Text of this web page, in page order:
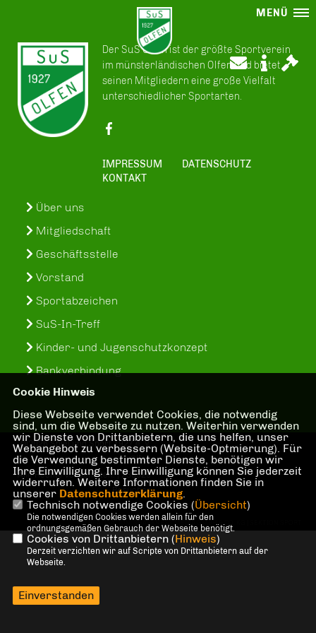
MENÜ
Der SuS Olfen ist der größte Sportverein
im münsterländischen Olfen und bietet
seinen Mitgliedern eine große Vielfalt
unterschiedlicher Sportarten.
IMPRESSUM
DATENSCHUTZ
KONTAKT
Über uns
Mitgliedschaft
Geschäftsstelle
Vorstand
Sportabzeichen
SuS-In-Treff
Kinder- und Jugenschutzkonzept
Bankverbindung
@2026 Spiel und Sport 1927 e. V.
Olfen
Alle Rechte vorbehalten. | 238529
Besucher
REALISATION: SHARKNESS MEDIA GMBH & CO. KG | SEKTION SPORT
Cookie Hinweis
Diese Webseite verwendet Cookies, die notwendig
sind, um die Webseite zu nutzen. Weiterhin verwenden
wir Dienste von Drittanbietern, die uns helfen, unser
Webangebot zu verbessern (Website-Optmierung). Für
die Verwendung bestimmter Dienste, benötigen wir
Ihre Einwilligung. Ihre Einwilligung können Sie jederzeit
widerrufen. Weitere Informationen finden Sie in
unserer Datenschutzerklärung.
Technisch notwendige Cookies (Übersicht)
Die notwendigen Cookies werden allein für den
ordnungsgemäßen Gebrauch der Webseite benötigt.
Cookies von Drittanbietern (Hinweis)
Derzeit verzichten wir auf Scripte von Drittanbietern auf der
Webseite.
Einverstanden